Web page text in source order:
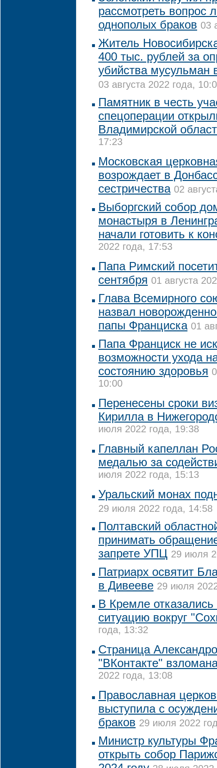
рассмотреть вопрос
однополых браков 03
Житель
400 тыс. рублей за
убийства мусульман
03 августа 2022 года,
Памятник в честь
спецоперации
Владимирской
17:23
Московская
возрождает в
сестричества 02
Выборгский собор
монастыря в
начали готовить к
2022 года, 17:53
Папа Римский
сентября 01 августа
Глава Всемирного
назвал
папы Франциска 01
Папа Франциск не
возможности ухода
состоянию здоровья
10:00
Перенесены сроки
Кирилла в
июля 2022 года, 19:38
Главный капеллан
медалью за
июля 2022 года, 15:13
Уральский монах
29 июля 2022 года, 14:58
Полтавский
принимать
запрете УПЦ 29 июля
Патриарх освятит
в Дивееве 29 июля
В Кремле
ситуацию вокруг
года, 13:32
Страница
"ВКонтакте"
2022 года, 13:08
Православная
выступила с
браков 29 июля 2022
Министр культуры
открыть собор